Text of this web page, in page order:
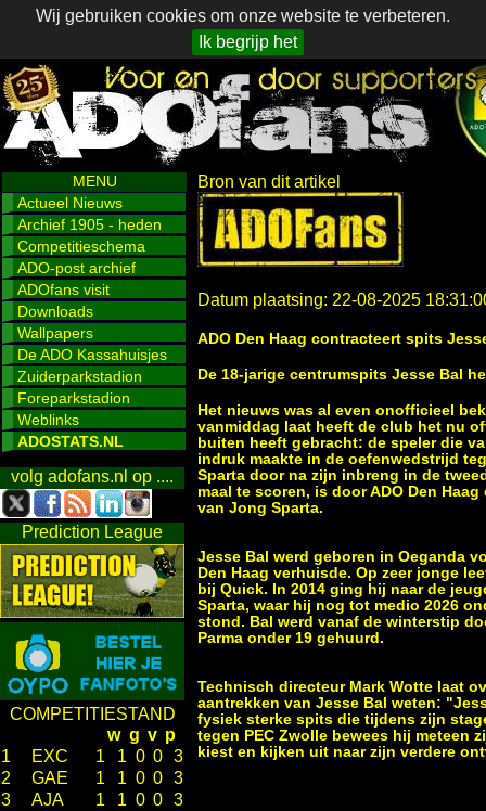
Wij gebruiken cookies om onze website te verbeteren.
Ik begrijp het
MENU
Actueel Nieuws
Archief 1905 - heden
Competitieschema
ADO-post archief
ADOfans visit
Downloads
Wallpapers
De ADO Kassahuisjes
Zuiderparkstadion
Foreparkstadion
Weblinks
ADOSTATS.NL
volg adofans.nl op ....
Prediction League
COMPETITIESTAND
w g v p
1
EXC 1 1 0 0 3
2
GAE 1 1 0 0 3
3
AJA 1 1 0 0 3
Bron van dit artikel
Datum plaatsing: 22-08-2025
ADO Den Haag contracteert spits
De 18-jarige centrumspits Jesse Bal
Het nieuws was al even onofficieel
vanmiddag laat heeft de club het nu
buiten heeft gebracht: de speler die
indruk maakte in de oefenwedstrijd
Sparta door na zijn inbreng in de
maal te scoren, is door ADO Den
van Jong Sparta.
Jesse Bal werd geboren in Oeganda
Den Haag verhuisde. Op zeer jonge
bij Quick. In 2014 ging hij naar de
Sparta, waar hij nog tot medio 2026
stond. Bal werd vanaf de winterstip
Parma onder 19 gehuurd.
Technisch directeur Mark Wotte laat
aantrekken van Jesse Bal weten:
fysiek sterke spits die tijdens zijn
tegen PEC Zwolle bewees hij meteen
kiest en kijken uit naar zijn verdere